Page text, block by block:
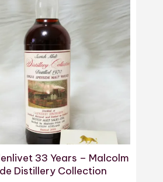
33 Years – Malcolm
Distillery Collection